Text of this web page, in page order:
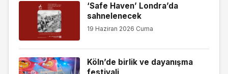
‘Safe Haven’ Londra’da
sahnelenecek
19 Haziran 2026 Cuma
Köln’de birlik ve dayanışma
festivali